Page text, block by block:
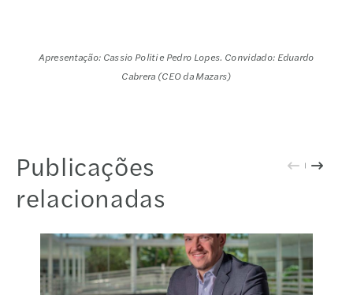
Apresentação: Cassio Politi e Pedro Lopes. Convidado: Eduardo
Cabrera (CEO da Mazars)
Publicações
relacionadas